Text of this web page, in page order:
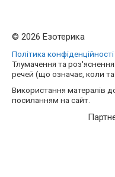
© 2026 Езотерика
Політика конфіденційності
Тлумачення та
речей (що означає, коли
Використання матералів
посиланням на сайт.